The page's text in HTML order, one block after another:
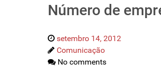
Número de
setembro 14, 2012
Comunicação
No comments